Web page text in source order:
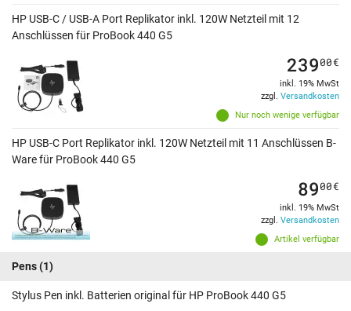
HP USB-C / USB-A Port Replikator inkl. 120W Netzteil mit 12
Anschlüssen für ProBook 440 G5
Nur noch wenige verfügbar
23900€
inkl. 19% MwSt
zzgl. Versandkosten
HP USB-C Port Replikator inkl. 120W Netzteil mit 11 Anschlüssen B-
Ware für ProBook 440 G5
Artikel verfügbar
8900€
inkl. 19% MwSt
zzgl. Versandkosten
Pens(1)
Stylus Pen inkl. Batterien original für HP ProBook 440 G5